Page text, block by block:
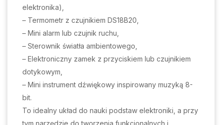
elektronika),
– Termometr z czujnikiem DS18B20,
– Mini alarm lub czujnik ruchu,
– Sterownik światła ambientowego,
– Elektroniczny zamek z przyciskiem lub czujnikiem
dotykowym,
– Mini instrument dźwiękowy inspirowany muzyką 8-
bit.
To idealny układ do nauki podstaw elektroniki, a przy